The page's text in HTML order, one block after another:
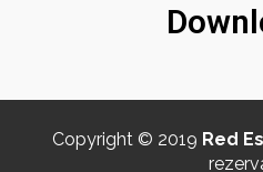
Copyright © 2019 Red